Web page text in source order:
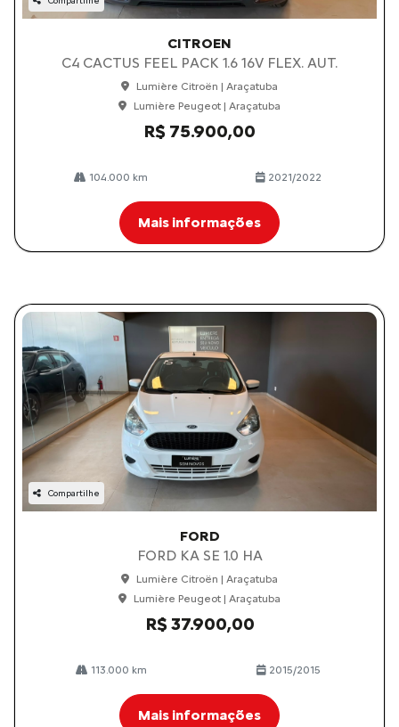
CITROEN
C4 CACTUS FEEL PACK 1.6 16V FLEX. AUT.
Lumière Citroën | Araçatuba
Lumière Peugeot | Araçatuba
R$ 75.900,00
104.000 km 2021/2022
Mais informações
Compartilhe
FORD
FORD KA SE 1.0 HA
Lumière Citroën | Araçatuba
Lumière Peugeot | Araçatuba
R$ 37.900,00
113.000 km 2015/2015
Mais informações